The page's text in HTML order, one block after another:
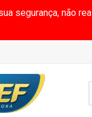
segurança, não